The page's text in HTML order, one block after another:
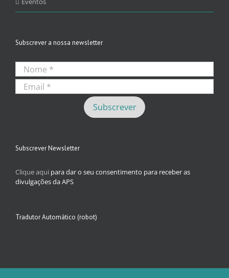
Subscrever a nossa newsletter
Subscrever Newsletter
Clique aqui para dar o seu consentimento para receber as
divulgações da APS
Tradutor Automático (robot)